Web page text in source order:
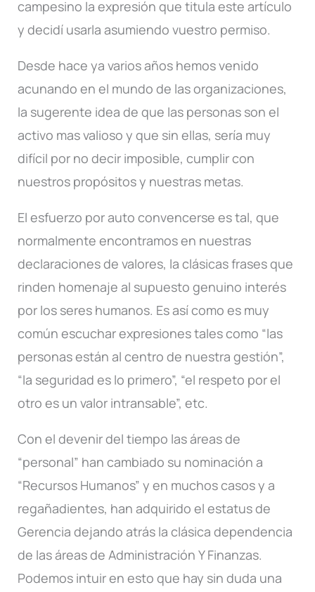
campesino la expresión que titula este artículo
y decidí usarla asumiendo vuestro permiso.
Desde hace ya varios años hemos venido
acunando en el mundo de las organizaciones,
la sugerente idea de que las personas son el
activo mas valioso y que sin ellas, sería muy
difícil por no decir imposible, cumplir con
nuestros propósitos y nuestras metas.
El esfuerzo por auto convencerse es tal, que
normalmente encontramos en nuestras
declaraciones de valores, la clásicas frases que
rinden homenaje al supuesto genuino interés
por los seres humanos. Es así como es muy
común escuchar expresiones tales como “las
personas están al centro de nuestra gestión”,
“la seguridad es lo primero”, “el respeto por el
otro es un valor intransable”, etc.
Con el devenir del tiempo las áreas de
“personal” han cambiado su nominación a
“Recursos Humanos” y en muchos casos y a
regañadientes, han adquirido el estatus de
Gerencia dejando atrás la clásica dependencia
de las áreas de Administración Y Finanzas.
Podemos intuir en esto que hay sin duda una